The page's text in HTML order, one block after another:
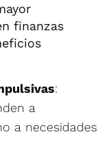
finanzas
:
a
a necesidades